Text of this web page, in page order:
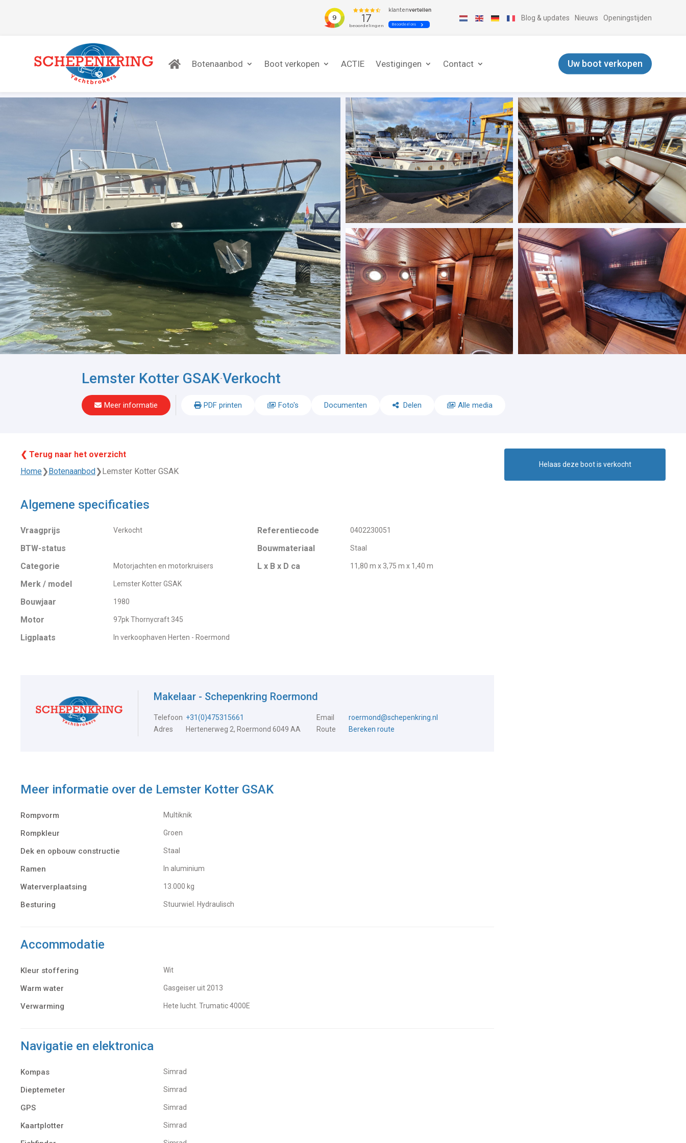
Blog & updates Nieuws Openingstijden
Botenaanbod Boot verkopen ACTIE Vestigingen Contact Uw boot verkopen
Lemster Kotter GSAK-Verkocht
Meer informatie PDF printen Foto's Documenten Delen Alle media
❮ Terug naar het overzicht
Home❯Botenaanbod❯Lemster Kotter GSAK
Algemene specificaties
Vraagprijs Verkocht
BTW-status
Categorie
Motorjachten en motorkruisers
Merk / model Lemster Kotter GSAK
Bouwjaar 1980
Motor 97pk Thornycraft 345
Ligplaats In verkoophaven Herten - Roermond
Referentiecode 0402230051
Bouwmateriaal Staal
L x B x D ca 11,80 m x 3,75 m x 1,40 m
Makelaar - Schepenkring Roermond
Telefoon +31(0)475315661 Email
roermond@schepenkring.nl
Adres
Hertenerweg 2, Roermond 6049 AA Route Bereken route
Meer informatie over de Lemster Kotter GSAK
Rompvorm Multiknik
Rompkleur Groen
Dek en opbouw constructie Staal
Ramen In aluminium
Waterverplaatsing 13.000 kg
Besturing Stuurwiel. Hydraulisch
Accommodatie
Kleur stoffering Wit
Warm water gasgeiser uit 2013
Verwarming hete lucht. Trumatic 4000E
Navigatie en elektronica
Kompas Simrad
Dieptemeter Simrad
GPS Simrad
Kaartplotter Simrad
Helaas deze boot is verkocht